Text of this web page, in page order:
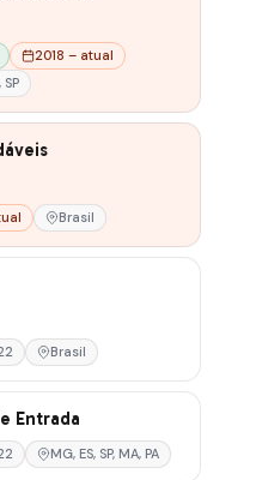
2018 – atual
SP
Brasil
Brasil
Entrada
MG, ES, SP, MA, PA